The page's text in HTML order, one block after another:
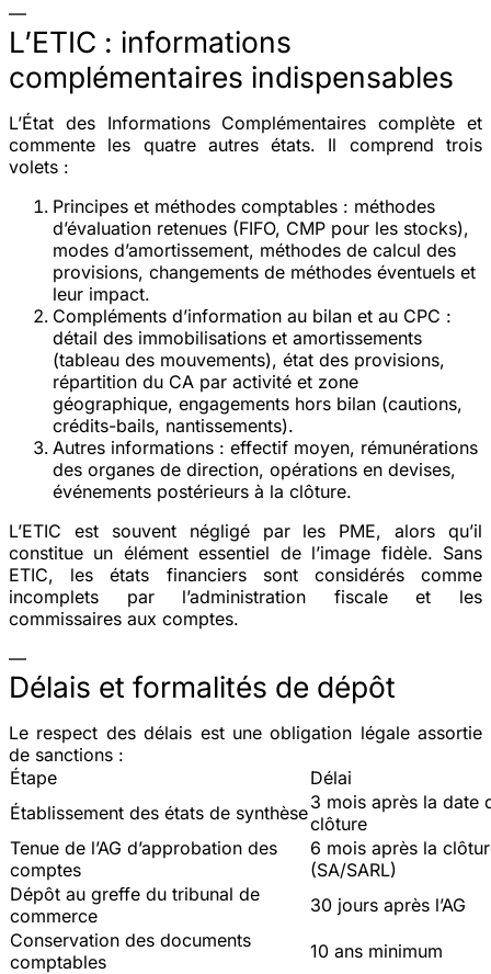
—
L’ETIC : informations
complémentaires indispensables
L’État des Informations Complémentaires complète et
commente les quatre autres états. Il comprend trois
volets :
Principes et méthodes comptables : méthodes
d’évaluation retenues (FIFO, CMP pour les stocks),
modes d’amortissement, méthodes de calcul des
provisions, changements de méthodes éventuels et
leur impact.
Compléments d’information au bilan et au CPC :
détail des immobilisations et amortissements
(tableau des mouvements), état des provisions,
répartition du CA par activité et zone
géographique, engagements hors bilan (cautions,
crédits-bails, nantissements).
Autres informations : effectif moyen, rémunérations
des organes de direction, opérations en devises,
événements postérieurs à la clôture.
L’ETIC est souvent négligé par les PME, alors qu’il
constitue un élément essentiel de l’image fidèle. Sans
ETIC, les états financiers sont considérés comme
incomplets par l’administration fiscale et les
commissaires aux comptes.
—
Délais et formalités de dépôt
Le respect des délais est une obligation légale assortie
de sanctions :
Étape
Délai
Établissement des états de synthèse3 mois après la date
clôture
Tenue de l’AG d’approbation des
comptes
6 mois après la
(SA/SARL)
Dépôt au greffe du tribunal de
commerce
30 jours après l’AG
Conservation des documents
comptables
10 ans minimum